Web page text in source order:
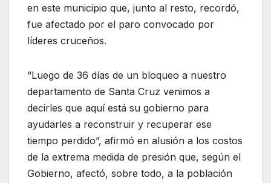
en este municipio que, junto al resto, recordó,
fue afectado por el paro convocado por
líderes cruceños.
“Luego de 36 días de un bloqueo a nuestro
departamento de Santa Cruz venimos a
decirles que aquí está su gobierno para
ayudarles a reconstruir y recuperar ese
tiempo perdido”, afirmó en alusión a los costos
de la extrema medida de presión que, según el
Gobierno, afectó, sobre todo, a la población